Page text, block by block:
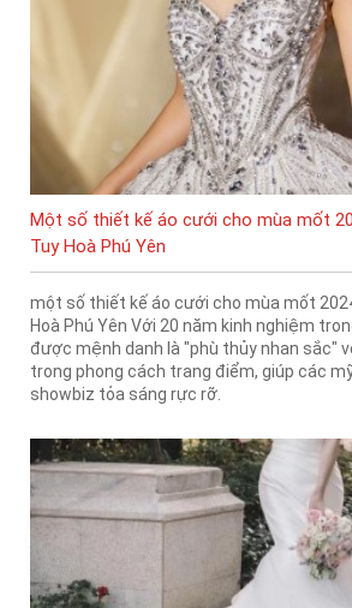
Một số thiết kế áo cưới cho mùa mốt
Tuy Hoà Phú Yên
một số thiết kế áo cưới cho mùa mốt
Hoà Phú Yên Với 20 năm kinh nghiệm
được mệnh danh là "phù thủy nhan sắc"
trong phong cách trang điểm, giúp các
showbiz tỏa sáng rực rỡ.